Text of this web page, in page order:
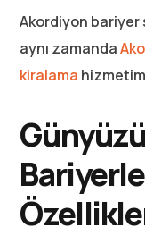
Akordiyon
aynı zamanda
kiralama